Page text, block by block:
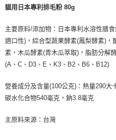
１．簡單：不需註冊會員、不需綁卡、
２．便利：只要手機號碼，簡訊認證，
【「AFTEE先享後付」結帳流程】
１．於結帳方式選擇「AFTEE先享後
結帳頁面，進行簡訊認證並確認金額後
２．訂單成立數日內，您將收到繳費通
ATM／網路銀行／等多元方式進行付款
購買商品的店家。未經商家同意取消之
※ 交易是否成功請以「AFTEE先享後付
運送方式
宅配
每筆NT$110，滿NT$1,500(含以上
外島配送（黑貓宅急便－澎湖、金
宅配【偏遠地區-依黑貓物流所公告
每筆NT$250
貓用日本專利排毛粉 80g
主要原料/添加物：日本專利水溶性膳
適口性)，綜合型蔬果酵素(鳳梨酵素)，
素，木瓜酵素(青木瓜萃取)，脂肪分解
(A、C、D3、E、K3、B2、B6、B12)
營養成分及含量(100公克)：熱量290大
碳水化合物540毫克，鈉3.8毫克
主原料來源：台灣